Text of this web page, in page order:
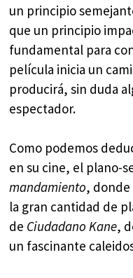
un principio
que un principio
fundamental para
película inicia un
producirá, sin duda
espectador.
Como podemos
en su cine, el plano-
mandamiento, donde
la gran cantidad de
de Ciudadano Kane,
un fascinante